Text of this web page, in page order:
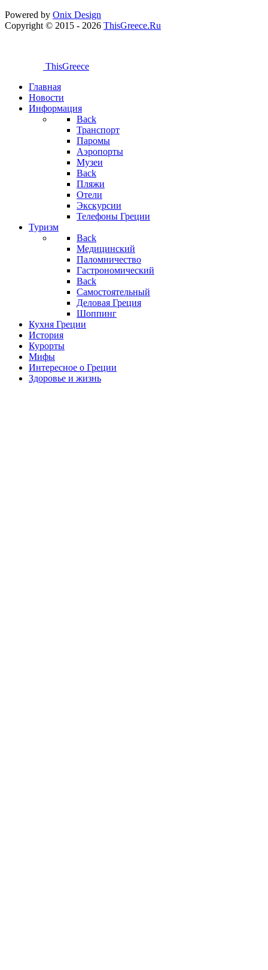
Powered by Onix Design
Copyright © 2015 - 2026 ThisGreece.Ru
ThisGreece
Главная
Новости
Информация
Back
Транспорт
Паромы
Аэропорты
Музеи
Back
Пляжи
Отели
Экскурсии
Телефоны Греции
Туризм
Back
Медицинский
Паломничество
Гастрономический
Back
Самостоятельный
Деловая Греция
Шоппинг
Кухня Греции
История
Курорты
Мифы
Интересное о Греции
Здоровье и жизнь